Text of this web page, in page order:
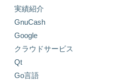
実績紹介
GnuCash
Google
クラウドサービス
Qt
Go言語